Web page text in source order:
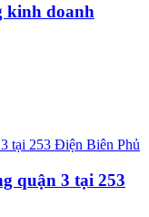
kinh doanh
quận 3 tại 253